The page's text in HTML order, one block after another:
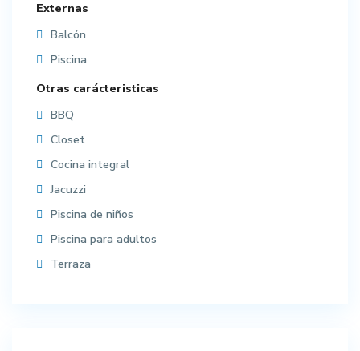
Externas
Balcón
Piscina
Otras carácteristicas
BBQ
Closet
Cocina integral
Jacuzzi
Piscina de niños
Piscina para adultos
Terraza